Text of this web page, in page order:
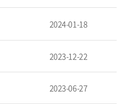
2024-01-18
2023-12-22
2023-06-27